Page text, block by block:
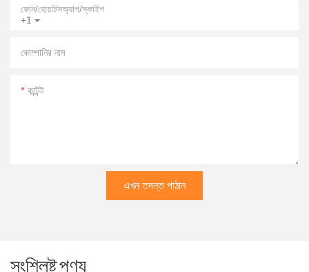
+1
ফোন/হোয়াটসঅ্যাপ/স্কাইপ
কোম্পানির নাম
কন্টেন্ট
এখন তদন্ত পাঠান
সংশ্লিষ্ট পণ্য